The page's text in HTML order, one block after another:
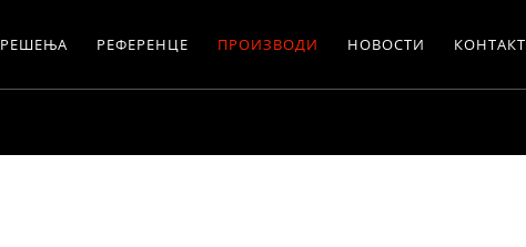
РЕШЕЊА РЕФЕРЕНЦЕ ПРОИЗВОДИ НОВОСТИ КОНТАКТ